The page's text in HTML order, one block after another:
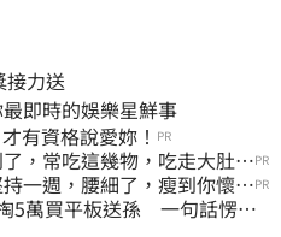
力送
即時的娛樂星鮮事
有資格說愛妳！ PR
，常吃這幾物，吃走大肚
PR
一週，腰細了，瘦到你懷疑PR
5萬買平板送孫 一句話愣原